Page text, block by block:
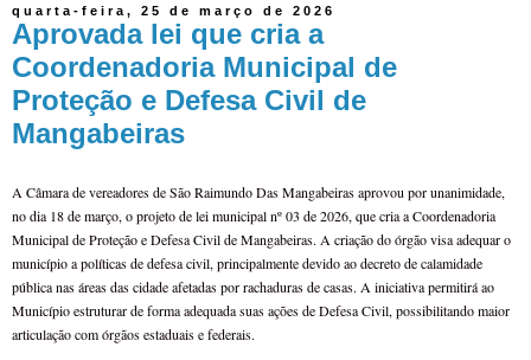
quarta-feira, 25 de março de 2026
Aprovada lei que cria a
Coordenadoria Municipal de
Proteção e Defesa Civil de
Mangabeiras
A Câmara de vereadores de São Raimundo Das Mangabeiras aprovou por unanimidade,
no dia 18 de março, o projeto de lei municipal nº 03 de 2026, que cria a Coordenadoria
Municipal de Proteção e Defesa Civil de Mangabeiras. A criação do órgão visa adequar o
município a políticas de defesa civil, principalmente devido ao decreto de calamidade
pública nas áreas das cidade afetadas por rachaduras de casas. A iniciativa permitirá ao
Município estruturar de forma adequada suas ações de Defesa Civil, possibilitando maior
articulação com órgãos estaduais e federais.